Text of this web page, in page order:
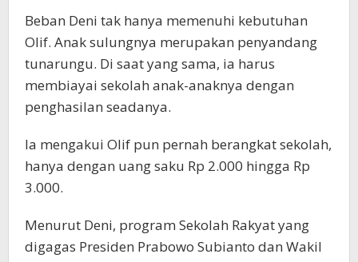
Beban Deni tak hanya memenuhi kebutuhan
Olif. Anak sulungnya merupakan penyandang
tunarungu. Di saat yang sama, ia harus
membiayai sekolah anak-anaknya dengan
penghasilan seadanya.
Ia mengakui Olif pun pernah berangkat sekolah,
hanya dengan uang saku Rp 2.000 hingga Rp
3.000.
Menurut Deni, program Sekolah Rakyat yang
digagas Presiden Prabowo Subianto dan Wakil